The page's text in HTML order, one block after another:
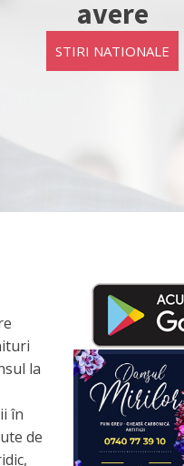
avere
STIRI NATIONALE
la
în
de